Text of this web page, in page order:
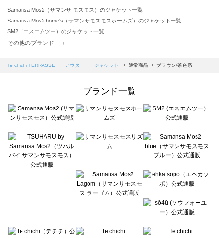
Samansa Mos2（サマンサ モスモス）のジャケット一覧
Samansa Mos2 home's（サマンサモスモスホームズ）のジャケット一覧
SM2（エスエムツー）のジャケット一覧
TSUHARU by Samansa Mos2（ツハルバイサマンサモスモス）のジャケット一覧
Samansa Mos2 blue（サマンサモスモス ブルー）のジャケット一覧
sō4ū（ソウフォーユー）のジャケット一覧
Te chichi（テチチ）のジャケット一覧
Te chichi CLASSIC（テチチ クラシック）のジャケット一覧
Lugnoncure（ルノンキュール）のジャケット一覧
BETTY'S BLUE（べティーズブルー）のジャケット一覧
Wpc.（ワールドパーティー）のジャケット一覧
その他のブランド ＋
Te chichi TERRASSE アウター ジャケット 通常商品 ブラウン/茶色系
ブランド一覧